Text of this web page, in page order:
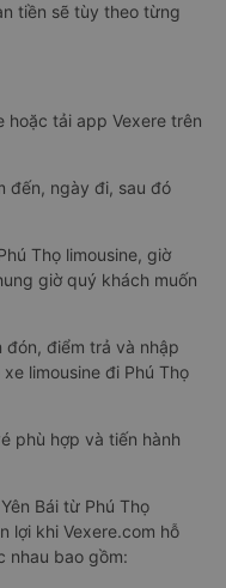
tiền sẽ tùy theo từng
hoặc tải app Vexere trên
đến, ngày đi, sau đó
Thọ limousine, giờ
giờ quý khách muốn
điểm trả và nhập
limousine đi Phú Thọ
phù hợp và tiến hành
Bái từ Phú Thọ
lợi khi Vexere.com hỗ
nhau bao gồm: